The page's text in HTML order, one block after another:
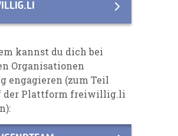
kannst du dich bei
Organisationen
engagieren (zum Teil
der Plattform freiwillig.li